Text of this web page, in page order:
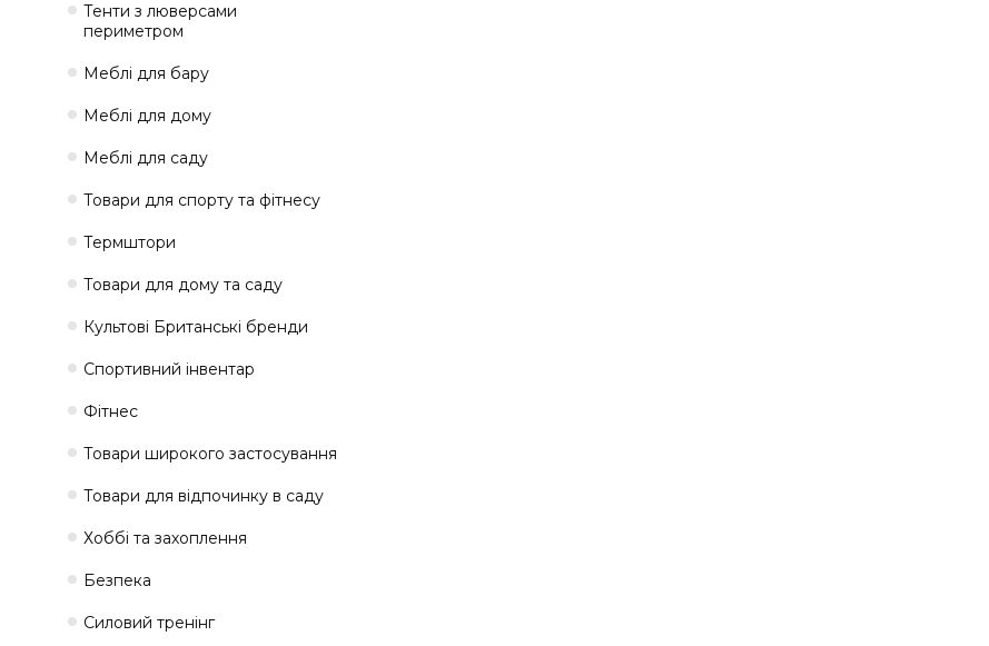
Тенти з люверсами
периметром
Меблі для бару
Меблі для дому
Меблі для саду
Товари для спорту та фітнесу
Термштори
Товари для дому та саду
Культові Британські бренди
Спортивний інвентар
Фітнес
Товари широкого застосування
Товари для відпочинку в саду
Хоббі та захоплення
Безпека
Силовий тренінг